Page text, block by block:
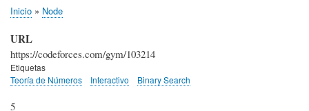
Inicio
Python
C++
Algoritmia
Olimpiadas
Autores
Recomendaciones
Sobrescribir
enlaces
de
ayuda
a
Inicio Node
URL
https://codeforces.com/gym/103214
Etiquetas
Teoría de Números
Interactivo Binary Search
5